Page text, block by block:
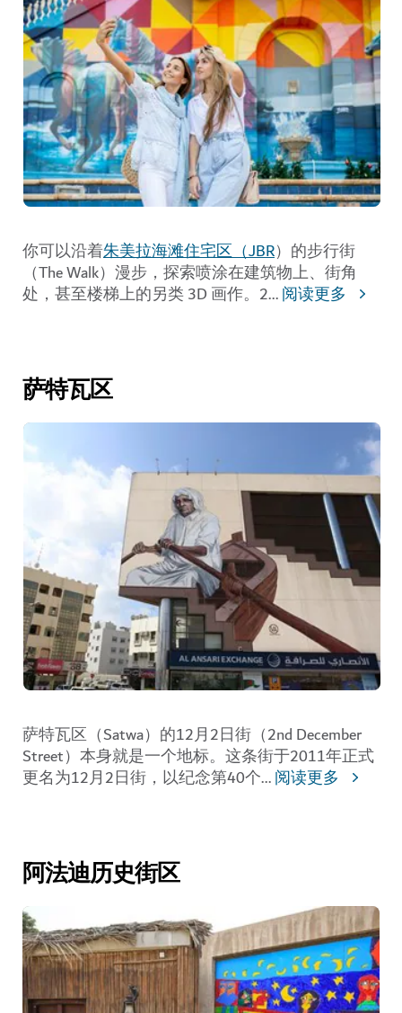
你可以沿着朱美拉海滩住宅区（JBR）的步行街
（The Walk）漫步，探索喷涂在建筑物上、街角
处，甚至楼梯上的另类 3D 画作。2...阅读更多
萨特瓦区
萨特瓦区（Satwa）的12月2日街（2nd December
Street）本身就是一个地标。这条街于2011年正式
更名为12月2日街，以纪念第40个...阅读更多
阿法迪历史街区